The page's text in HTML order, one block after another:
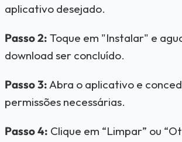
aplicativo desejado.
Passo 2: Toque em "Instalar" e
download ser concluído.
Passo 3:Abra o aplicativo e
permissões necessárias.
Passo 4: Clique em “Limpar” ou